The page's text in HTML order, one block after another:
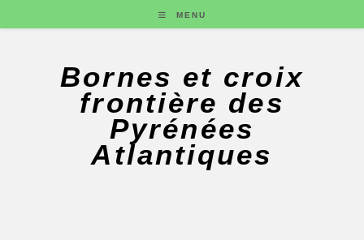
MENU
Bornes et croix
frontière des
Pyrénées
Atlantiques